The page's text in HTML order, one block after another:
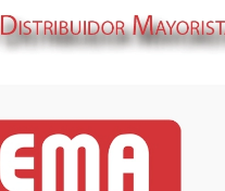
SOLDADURA
220V.SERVICIO